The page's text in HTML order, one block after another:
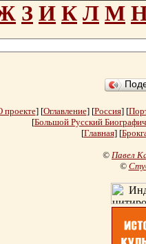
З И К Л М
проекте] [Оглавление] [Россия] [
[Большой Русский
[Главная] [
© Павел
©